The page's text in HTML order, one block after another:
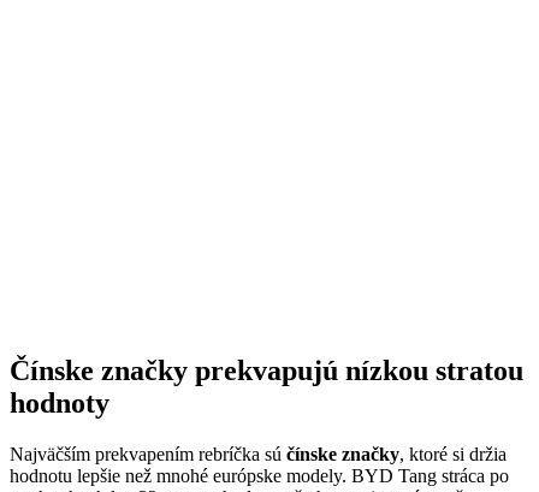
Čínske značky prekvapujú nízkou stratou
hodnoty
Najväčším prekvapením rebríčka sú čínske značky, ktoré si držia
hodnotu lepšie než mnohé európske modely. BYD Tang stráca po